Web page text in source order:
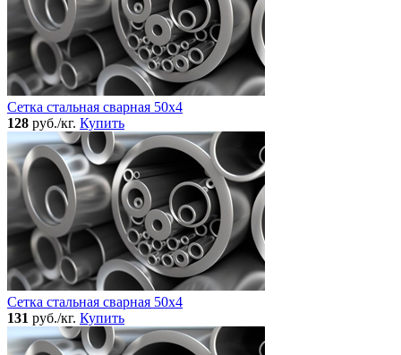
Сетка стальная сварная 50x4
128 руб./кг. Купить
Сетка стальная сварная 50x4
131 руб./кг. Купить